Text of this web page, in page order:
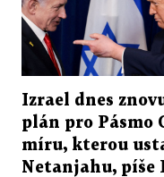
Izrael dnes
plán pro Pásmo
míru, kterou
Netanjahu, píše